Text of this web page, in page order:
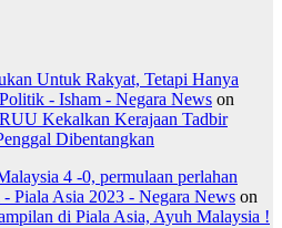
Untuk Rakyat, Tetapi Hanya
- Isham - Negara News on
Kekalkan Kerajaan Tadbir
Dibentangkan
4 -0, permulaan perlahan
Piala Asia 2023 - Negara News on
di Piala Asia, Ayuh Malaysia !